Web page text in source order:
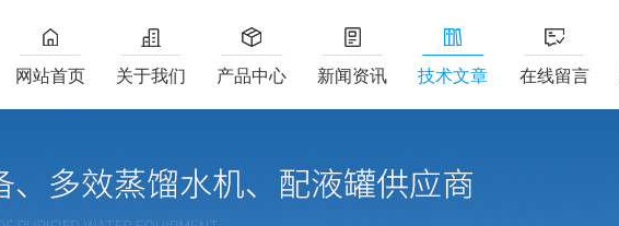
网站首页 关于我们 产品中心 新闻资讯 技术文章 在线留言